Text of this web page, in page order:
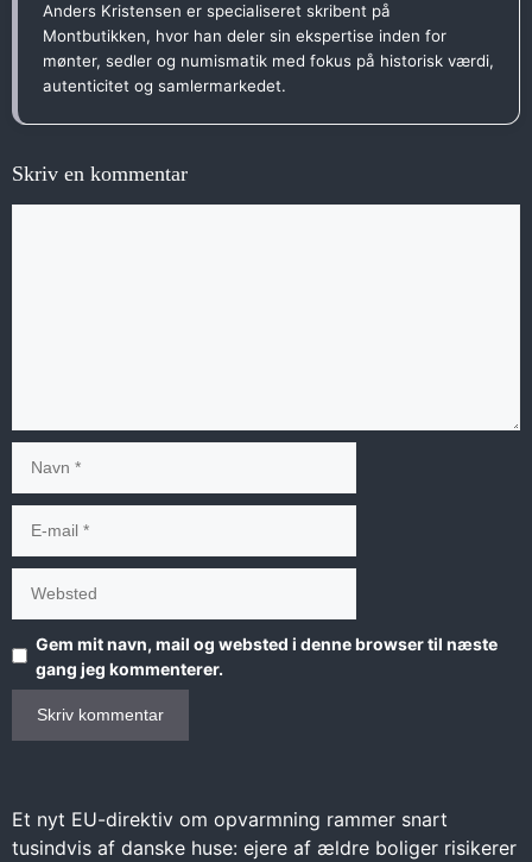
Anders Kristensen er specialiseret skribent på
Montbutikken, hvor han deler sin ekspertise inden for
mønter, sedler og numismatik med fokus på historisk værdi,
autenticitet og samlermarkedet.
Skriv en kommentar
mail
Gem mit navn, mail og websted i denne browser til næste
gang jeg kommenterer.
Et nyt EU-direktiv om opvarmning rammer snart
tusindvis af danske huse: ejere af ældre boliger risikerer